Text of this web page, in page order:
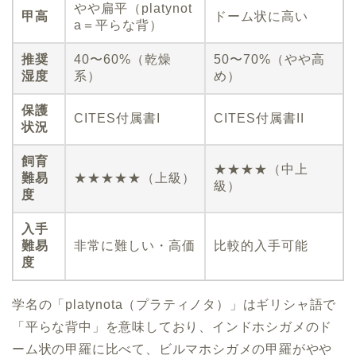
甲高
やや扁平（platynot
a＝平らな背）
ドーム状に高い
推奨
湿度
40〜60%（乾燥
系）
50〜70%（やや高
め）
保護
状況
CITES付属書I CITES付属書II
飼育
難易
度
★★★★★（上級）
★★★★（中上
級）
入手
難易
度
非常に難しい・高価 比較的入手可能
学名の「platynota（プラティノタ）」はギリシャ語で
「平らな背中」を意味しており、インドホシガメのド
ーム状の甲羅に比べて、ビルマホシガメの甲羅がやや